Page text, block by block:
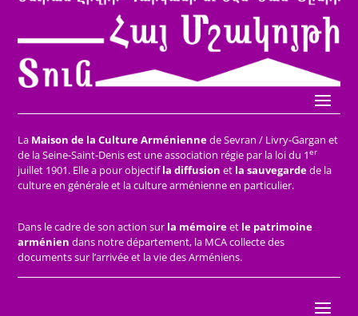
La Maison de la Culture Arméniennede Sevran / Livry-Gargan et
de la Seine-Saint-Denis est une association régie par la loi du 1er
juillet 1901. Elle a pour objectifla diffusion et la sauvegardede la
culture en générale et la culture arménienne en particulier.
Dans le cadre de son action sur la mémoireet le patrimoine
arménien dans notre département, la MCA collecte des
documents sur l’arrivée et la vie des Arméniens.